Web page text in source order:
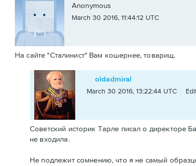
Anonymous
March 30 2016, 11:44:12 UTC
На сайте "Сталинист" Вам кошернее, товарищ.
oldadmiral
March 30 2016, 13:22:44 UTC
Советский историк Тарле писал о директоре
не входила.
Не подлежит сомнению, что я не самый